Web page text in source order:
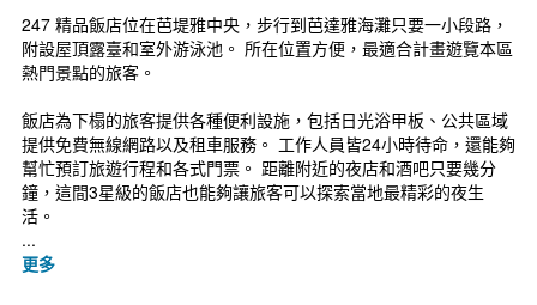
247 精品飯店位在芭堤雅中央，步行到芭達雅海灘只要一小段路，
附設屋頂露臺和室外游泳池。 所在位置方便，最適合計畫遊覽本區
熱門景點的旅客。
飯店為下榻的旅客提供各種便利設施，包括日光浴甲板、公共區域
提供免費無線網路以及租車服務。 工作人員皆24小時待命，還能夠
幫忙預訂旅遊行程和各式門票。 距離附近的夜店和酒吧只要幾分
鐘，這間3星級的飯店也能夠讓旅客可以探索當地最精彩的夜生
活。
...
更多